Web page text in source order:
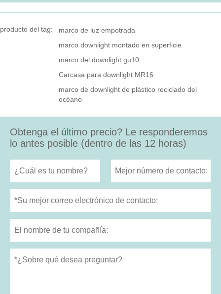
producto del tag:
marco de luz empotrada
marco downlight montado en superficie
marco del downlight gu10
Carcasa para downlight MR16
marco de downlight de plástico reciclado del
océano
Obtenga el último precio? Le responderemos
lo antes posible (dentro de las 12 horas)